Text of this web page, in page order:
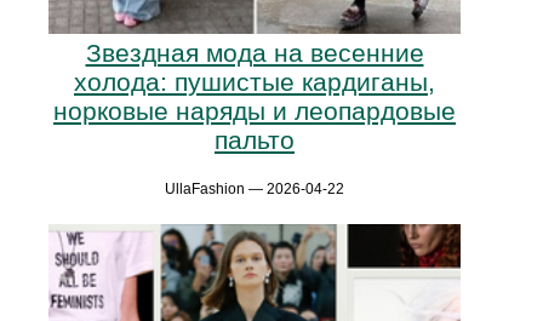
Звездная мода на весенние
холода: пушистые кардиганы,
норковые наряды и леопардовые
пальто
UllaFashion — 2026-04-22